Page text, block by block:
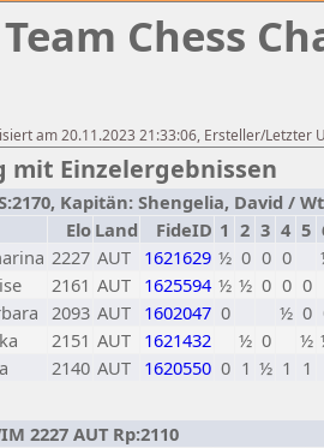
Chess
am 20.11.2023 21:33:06, Ersteller/Letzter
mit Einzelergebnissen
Kapitän: Shengelia, David /
Elo Land FideID 1 2 3 4 5
2227 AUT 1621629 ½ 0 0 0
2161 AUT 1625594 ½ ½ 0 0 0
2093 AUT 1602047 0 ½ 0
2151 AUT 1621432 ½ 0 ½
2140 AUT 1620550 0 1 ½ 1 1
2227 AUT Rp:2110